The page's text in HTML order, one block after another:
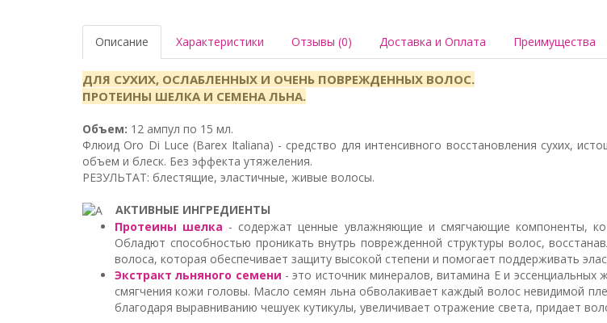
Описание Характеристики Отзывы (0) Доставка и Оплата Преимущества
ДЛЯ СУХИХ, ОСЛАБЛЕННЫХ И ОЧЕНЬ ПОВРЕЖДЕННЫХ ВОЛОС.
ПРОТЕИНЫ ШЕЛКА И СЕМЕНА ЛЬНА.
Объем: 12 ампул по 15 мл.
Флюид Oro Di Luce (Barex Italiana) - средство для интенсивного восстановления сухих,
объем и блеск. Без эффекта утяжеления.
РЕЗУЛЬТАТ: блестящие, эластичные, живые волосы.
АКТИВНЫЕ ИНГРЕДИЕНТЫ
Протеины шелка - содержат ценные увлажняющие и смягчающие компоненты,
Обладют способностью проникать внутрь поврежденной структуры волос,
волоса, которая обеспечивает защиту высокой степени и помогает поддерживать
Экстракт льняного семени - это источник минералов, витамина Е и
смягчения кожи головы. Масло семян льна обволакивает каждый волос невидимой
благодаря выравниванию чешуек кутикулы, увеличивает отражение света, придает